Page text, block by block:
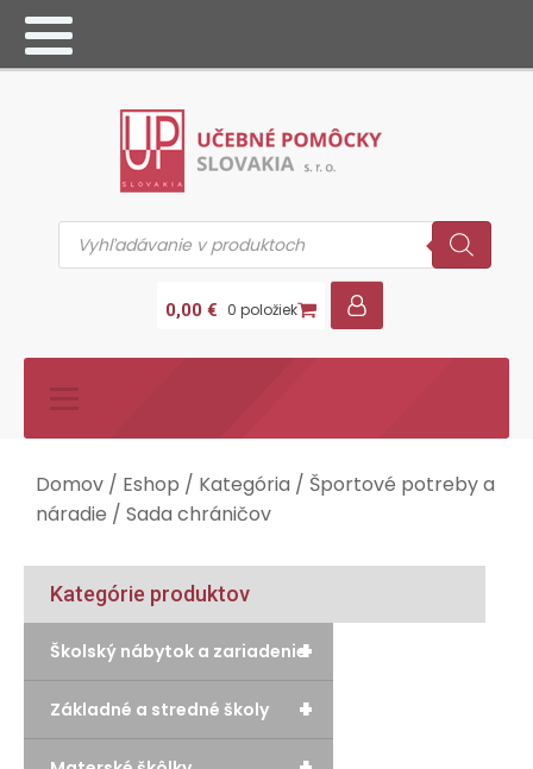
Products
search
0,00 € 0 položiek
Domov / Eshop / Kategória / Športové potreby a
náradie / Sada chráničov
Kategórie produktov
+
Školský nábytok a zariadenie
+
Základné a stredné školy